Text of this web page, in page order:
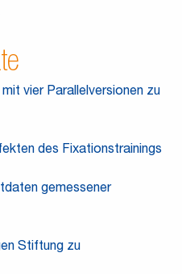
vier Parallelversionen zu
des Fixationstrainings
gemessener
Stiftung zu